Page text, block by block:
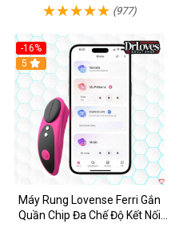
(977)
-16%
Hot
5
Máy Rung Lovense Ferri Gắn
Quần Chip Đa Chế Độ Kết Nối